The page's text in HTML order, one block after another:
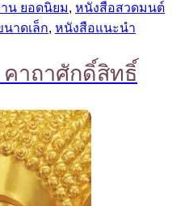
น ยอดนิยม, หนังสือสวดมนต์
าดเล็ก, หนังสือแนะนำ
าถาศักดิ์สิทธิ์